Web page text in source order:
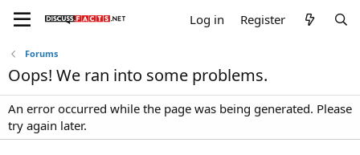
Log in Register
Forums
Oops! We ran into some problems.
An error occurred while the page was being generated. Please
try again later.